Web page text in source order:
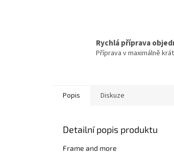
Rychlá příprava
Příprava v maximálně
Popis Diskuze
Detailní popis produktu
Frame and more